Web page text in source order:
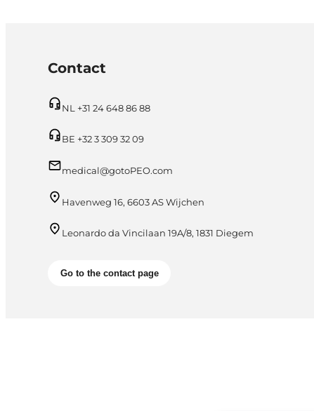
Contact
NL +31 24 648 86 88
BE +32 3 309 32 09
medical@gotoPEO.com
Havenweg 16, 6603 AS Wijchen
Leonardo da Vincilaan 19A/8, 1831 Diegem
Go to the contact page